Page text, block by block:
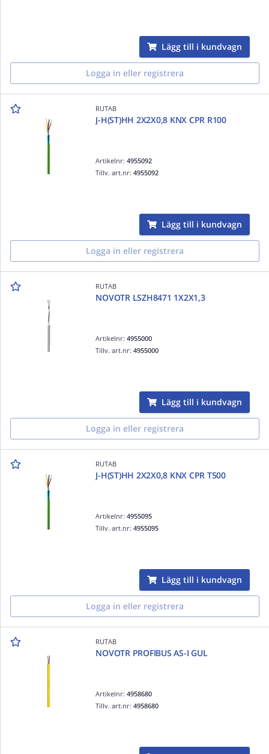
Lägg till i kundvagn
Logga in eller registrera
RUTAB
J-H(ST)HH 2X2X0,8 KNX CPR R100
Artikelnr:4955092
Tillv. art.nr:4955092
Lägg till i kundvagn
Logga in eller registrera
RUTAB
NOVOTR LSZH8471 1X2X1,3
Artikelnr:4955000
Tillv. art.nr:4955000
Lägg till i kundvagn
Logga in eller registrera
RUTAB
J-H(ST)HH 2X2X0,8 KNX CPR T500
Artikelnr:4955095
Tillv. art.nr:4955095
Lägg till i kundvagn
Logga in eller registrera
RUTAB
NOVOTR PROFIBUS AS-I GUL
Artikelnr:4958680
Tillv. art.nr:4958680